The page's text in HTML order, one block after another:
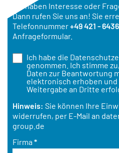
Sie haben Interesse oder
Dann rufen Sie uns an! Sie
Telefonnummer+49 421 -
Anfrageformular.
Ich habe die
genommen. Ich stimme
Daten zur Beantwortung
elektronisch erhoben
Weitergabe an Dritte
Hinweis: Sie können Ihre
widerrufen, per E-Mail an
group.de
Firma*